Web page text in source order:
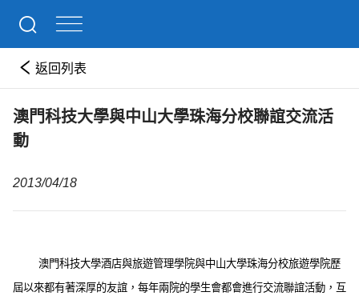
返回列表
澳門科技大學與中山大學珠海分校聯誼交流活
動
2013/04/18
澳門科技大學酒店與旅遊管理學院與中山大學珠海分校旅遊學院歷
屆以來都有著深厚的友誼，每年兩院的學生會都會進行交流聯誼活動，互